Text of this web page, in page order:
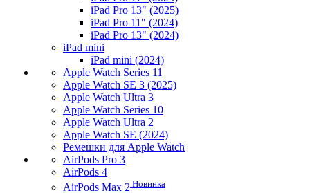
iPad Pro 13" (2025)
iPad Pro 11" (2024)
iPad Pro 13" (2024)
iPad mini
iPad mini (2024)
Apple Watch Series 11
Apple Watch SE 3 (2025)
Apple Watch Ultra 3
Apple Watch Series 10
Apple Watch Ultra 2
Apple Watch SE (2024)
Ремешки для Apple Watch
AirPods Pro 3
AirPods 4
AirPods Max 2 Новинка